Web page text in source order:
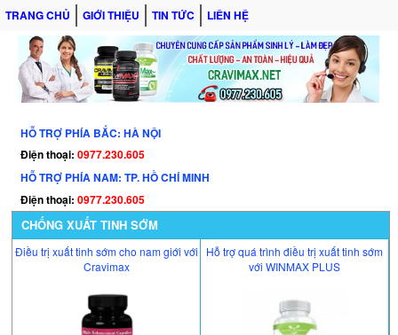
TRANG CHỦ GIỚI THIỆU TIN TỨC LIÊN HỆ
HỖ TRỢ PHÍA BẮC: HÀ NỘI
Điện thoại: 0977.230.605
HỖ TRỢ PHÍA NAM: TP. HỒ CHÍ MINH
Điện thoại: 0977.230.605
CHỐNG XUẤT TINH SỚM
Điều trị xuất tinh sớm cho nam giới với
Cravimax
Hỗ trợ quá trình điều trị xuất tinh sớm
với WINMAX PLUS